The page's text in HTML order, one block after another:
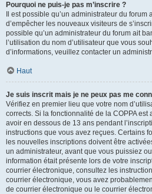
Pourquoi ne puis-je pas m’inscrire ?
Il est possible qu’un administrateur du
d’empêcher les nouveaux visiteurs de
possible qu’un administrateur du forum ait
l’utilisation du nom d’utilisateur que vous
d’informations, veuillez contacter un
Haut
Je suis inscrit mais je ne peux pas me
Vérifiez en premier lieu que votre nom
corrects. Si la fonctionnalité de la COPPA
avoir en dessous de 13 ans pendant
instructions que vous avez reçues. Certains
les nouvelles inscriptions doivent être
un administrateur, avant que vous puissiez
information était présente lors de votre
courrier électronique, consultez les
courrier électronique, vous avez
de courrier électronique ou le courrier